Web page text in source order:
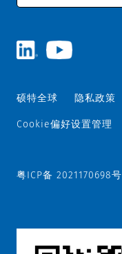
硕特全球 隐私政策
Cookie偏好设置管理
粤ICP备 2021170698号